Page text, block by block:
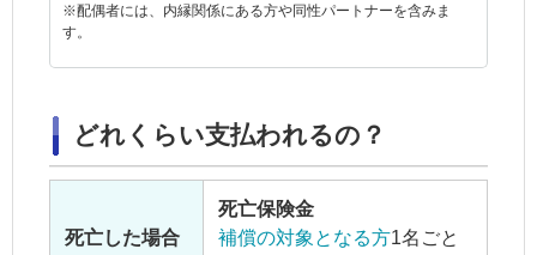
※配偶者には、内縁関係にある方や同性パートナーを含みま
す。
どれくらい支払われるの？
死亡した場合
死亡保険金
補償の対象となる方1名ごと